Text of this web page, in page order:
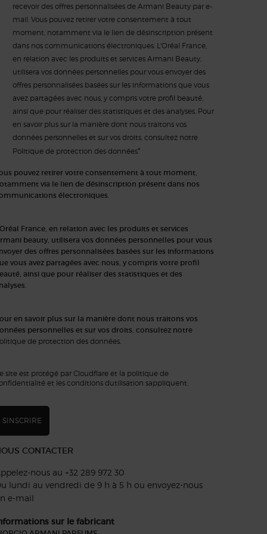
recevoir des offres personnalisées de Armani Beauty par e-
mail. Vous pouvez retirer votre consentement à tout
moment, notamment via le lien de désinscription présent
dans nos communications électroniques. L'Oréal France,
en relation avec les produits et services Armani Beauty,
utilisera vos données personnelles pour vous envoyer des
offres personnalisées basées sur les informations que vous
avez partagées avec nous, y compris votre profil beauté,
ainsi que pour réaliser des statistiques et des analyses. Pour
en savoir plus sur la manière dont nous traitons vos
données personnelles et sur vos droits, consultez notre
Politique de protection des données*
pouvez retirer votre consentement à tout moment,
via le lien de désinscription présent dans nos
électroniques.
France, en relation avec les produits et services
beauty, utilisera vos données personnelles pour vous
des offres personnalisées basées sur les informations
vous avez partagées avec nous, y compris votre profil
ainsi que pour réaliser des statistiques et des
en savoir plus sur la manière dont nous traitons vos
personnelles et sur vos droits, consultez notre
de protection des données.
site est protégé par Cloudflare et la politique de
et les conditions dutilisation sappliquent.
SINSCRIRE
CONTACTER
nous au +32 289 972 30
lundi au vendredi de 9 h à 5 h ou envoyez-nous
e-mail
sur le fabricant